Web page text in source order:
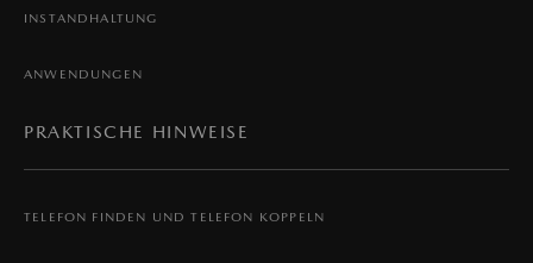
INSTANDHALTUNG
ANWENDUNGEN
PRAKTISCHE HINWEISE
TELEFON FINDEN UND TELEFON KOPPELN